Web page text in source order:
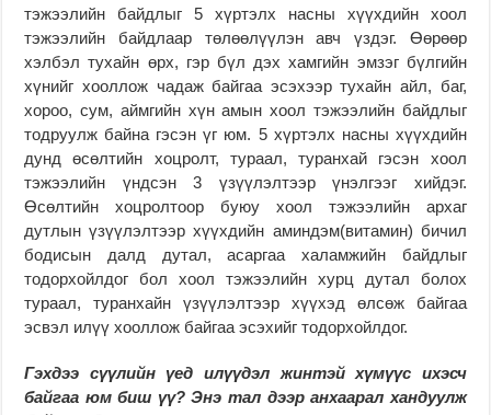
тэжээлийн байдлыг 5 хүртэлх насны хүүхдийн хоол
тэжээлийн байдлаар төлөөлүүлэн авч үздэг. Өөрөөр
хэлбэл тухайн өрх, гэр бүл дэх хамгийн эмзэг бүлгийн
хүнийг хооллож чадаж байгаа эсэхээр тухайн айл, баг,
хороо, сум, аймгийн хүн амын хоол тэжээлийн байдлыг
тодруулж байна гэсэн үг юм. 5 хүртэлх насны хүүхдийн
дунд өсөлтийн хоцролт, тураал, туранхай гэсэн хоол
тэжээлийн үндсэн 3 үзүүлэлтээр үнэлгээг хийдэг.
Өсөлтийн хоцролтоор буюу хоол тэжээлийн архаг
дутлын үзүүлэлтээр хүүхдийн аминдэм(витамин) бичил
бодисын далд дутал, асаргаа халамжийн байдлыг
тодорхойлдог бол хоол тэжээлийн хурц дутал болох
тураал, туранхайн үзүүлэлтээр хүүхэд өлсөж байгаа
эсвэл илүү хооллож байгаа эсэхийг тодорхойлдог.
Гэхдээ сүүлийн үед илүүдэл жинтэй хүмүүс ихэсч
байгаа юм биш үү? Энэ тал дээр анхаарал хандуулж